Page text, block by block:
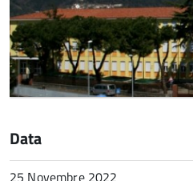
Data
25 Novembre 2022